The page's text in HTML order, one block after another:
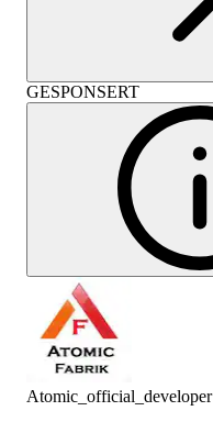
GESPONSERT
Atomic_official_developer